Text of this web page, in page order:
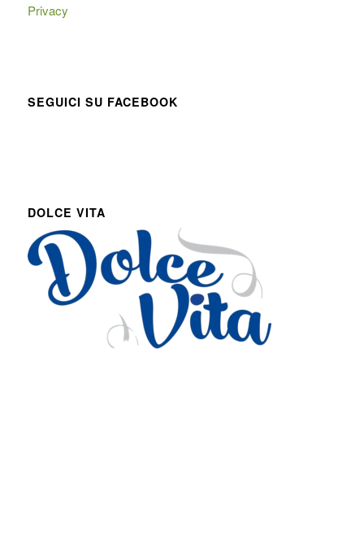
Privacy
SEGUICI SU FACEBOOK
DOLCE VITA